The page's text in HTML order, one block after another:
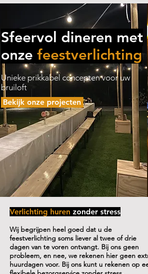
Sfeervol dineren met
onze feestverlichting
Unieke prikkabel concepten voor uw
bruiloft
Bekijk onze projecten
Verlichting huren zonder stress
Wij begrijpen heel goed dat u de
feestverlichting soms liever al twee of drie
dagen van te voren ontvangt. Bij ons geen
probleem, en nee, we rekenen hier geen
huurdagen voor. Bij ons kunt u rekenen op